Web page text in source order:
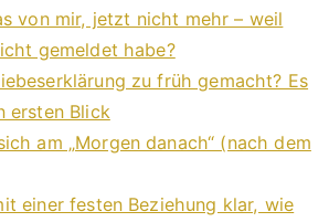
von mir, jetzt nicht mehr – weil
gemeldet habe?
zu früh gemacht? Es
ersten Blick
am „Morgen danach“ (nach dem
einer festen Beziehung klar, wie